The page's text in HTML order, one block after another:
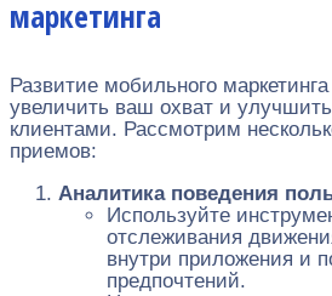
маркетинга
Развитие мобильного
увеличить ваш охват и
клиентами. Рассмотрим
приемов:
Аналитика поведения
Используйте
отслеживания
внутри приложения и
предпочтений.